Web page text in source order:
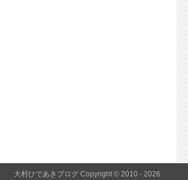
大村ひであきブログ Copyright © 2010 - 2026